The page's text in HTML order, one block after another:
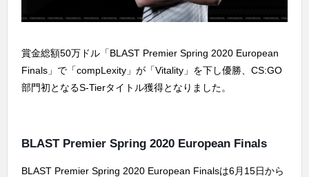
賞金総額50万ドル「BLAST Premier Spring 2020 European
Finals」で「compLexity」が「Vitality」を下し優勝、CS:GO
部門初となるS-Tierタイトル獲得となりました。
BLAST Premier Spring 2020 European Finals
BLAST Premier Spring 2020 European Finalsは6月15日から